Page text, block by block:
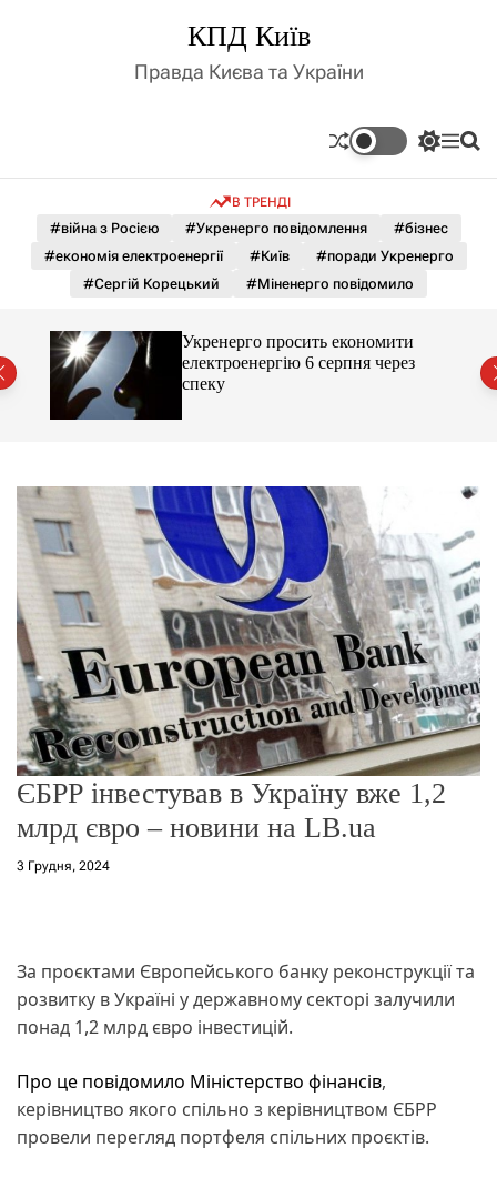
д
у
КПД Київ
Правда Києва та України
П
м
к
а
о
л
ь
е
ж
и
м
у
М П
В ТРЕНДІ
#війна з Росією #Укренерго повідомлення
#бізнес
#економія електроенергії
#Київ
#поради Укренерго
#Сергій Корецький
#Міненерго повідомило
Укренерго просить економити
електроенергію 6 серпня через
спеку
ЄБРР інвестував в Україну вже 1,2
млрд євро – новини на LB.ua
3 Грудня, 2024
За проєктами Європейського банку реконструкції та
розвитку в Україні у державному секторі залучили
понад 1,2 млрд євро інвестицій.
Про це повідомило Міністерство фінансів,
керівництво якого спільно з керівництвом ЄБРР
провели перегляд портфеля спільних проєктів.